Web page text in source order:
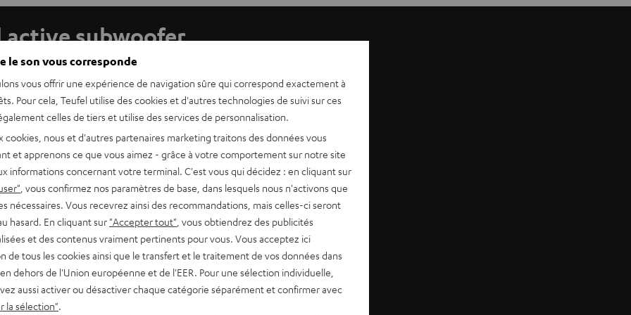
active subwoofer
what it takes to deliver extremely powerful and deep bass
woofer down to 38 Hz (-3 dB) for rich, punchy and
the US 2110/1 to blend in to any interior. Requiring a
it easy to place the speaker along a wall. Four resonance
from the floor.
cinema AV receiver as well as volume control and slide
le son vous corresponde
vous offrir une expérience de navigation sûre qui correspond exactement à
Pour cela, Teufel utilise des cookies et d'autres technologies de suivi sur ces
celles de tiers et utilise des services de personnalisation.
cookies, nous et d'autres partenaires marketing traitons des données vous
et apprenons ce que vous aimez - grâce à votre comportement sur notre site
informations concernant votre terminal. C'est vous qui décidez : en cliquant sur
, vous confirmez nos paramètres de base, dans lesquels nous n'activons que
nécessaires. Vous recevrez ainsi des recommandations, mais celles-ci seront
hasard. En cliquant sur "Accepter tout" , vous obtiendrez des publicités
et des contenus vraiment pertinents pour vous. Vous acceptez ici
de tous les cookies ainsi que le transfert et le traitement de vos données dans
dehors de l'Union européenne et de l'EER. Pour une sélection individuelle,
aussi activer ou désactiver chaque catégorie séparément et confirmer avec
la sélection"